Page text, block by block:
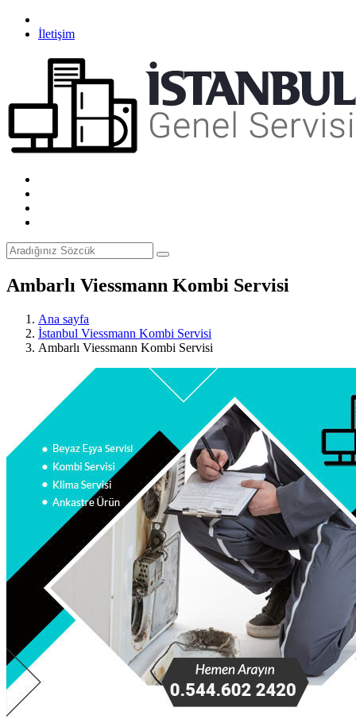
İletişim
Ambarlı Viessmann Kombi Servisi
Ana sayfa
İstanbul Viessmann Kombi Servisi
Ambarlı Viessmann Kombi Servisi